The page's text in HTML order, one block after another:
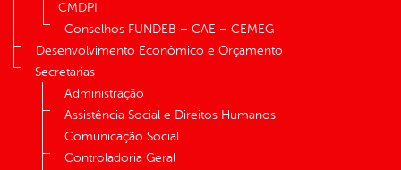
CMDPI
Conselhos FUNDEB – CAE – CEMEG
Desenvolvimento Econômico e Orçamento
Secretarias
Administração
Assistência Social e Direitos Humanos
Comunicação Social
Controladoria Geral